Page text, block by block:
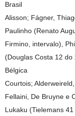
Brasil
Alisson; Fágner,
Paulinho (Renato
Firmino, intervalo),
(Douglas Costa 12 do
Bélgica
Courtois;
Fellaini, De Bruyne e
Lukaku (Tielemans